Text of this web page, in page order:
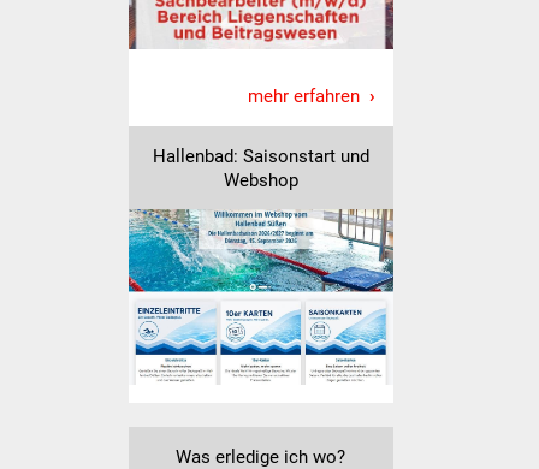
mehr erfahren
Hallenbad: Saisonstart und
Webshop
Was erledige ich wo?